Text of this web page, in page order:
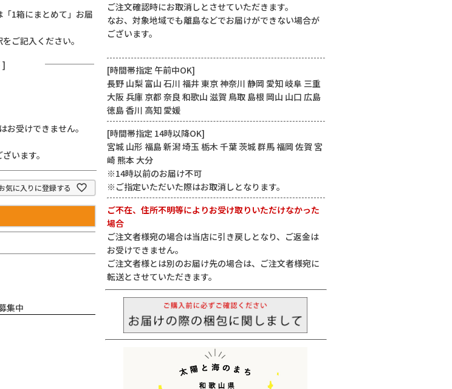
1箱にまとめて」お届
ご記入ください。
]
受けできません。
います。
気に入りに登録する
集中
ご注文確認時にお取消しとさせていただきます。
なお、対象地域でも離島などでお届けができない場合が
ございます。
[時間帯指定 午前中OK]
長野 山梨 富山 石川 福井 東京 神奈川 静岡 愛知 岐阜 三重
大阪 兵庫 京都 奈良 和歌山 滋賀 鳥取 島根 岡山 山口 広島
徳島 香川 高知 愛媛
[時間帯指定 14時以降OK]
宮城 山形 福島 新潟 埼玉 栃木 千葉 茨城 群馬 福岡 佐賀 宮
崎 熊本 大分
※14時以前のお届け不可
※ご指定いただいた際はお取消しとなります。
ご不在、住所不明等によりお受け取りいただけなかった
場合
ご注文者様宛の場合は当店に引き戻しとなり、ご返金は
お受けできません。
ご注文者様とは別のお届け先の場合は、ご注文者様宛に
転送とさせていただきます。